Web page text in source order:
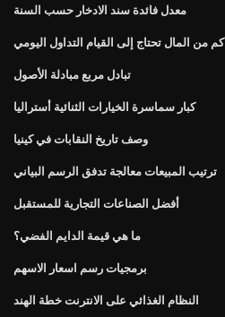
معدل فائدة سند الادخار حسب السنة
كم من المال تحتاج إلى القيام التداول اليومي
تبادل مربع مبادلة الأصول
كبار سماسرة الخيارات الثنائية أستراليا
وصف تاريخ النقابات في كينيا
ترتيب المبيعات معالجة تدفق الرسم البياني
أفضل الصناعات التجارية للمستقبل
ما هي قيمة الدايم الفضي؟
برمجيات رسم اسعار الاسهم
النظام الغذائي على الانترنت خطة الهند